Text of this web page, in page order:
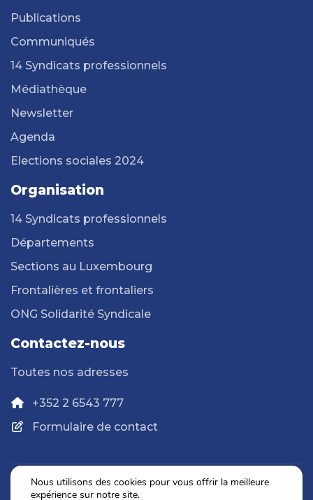
Publications
Communiqués
14 Syndicats professionnels
Médiathèque
Newsletter
Agenda
Elections sociales 2024
Organisation
14 Syndicats professionnels
Départements
Sections au Luxembourg
Frontalières et frontaliers
ONG Solidarité Syndicale
Contactez-nous
Toutes nos adresses
+352 2 6543 777
Formulaire de contact
Politique de confidentialité
Nous utilisons des cookies pour vous offrir la meilleure
expérience sur notre site.